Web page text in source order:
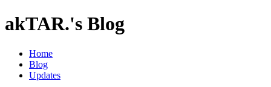
akTAR.'s Blog
Home
Blog
Updates